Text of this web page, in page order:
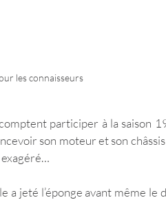
les connaisseurs
participer à la saison
son moteur et son
exagéré…
a jeté l’éponge avant même le